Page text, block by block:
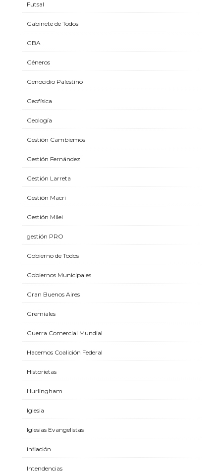
Futsal
Gabinete de Todos
GBA
Géneros
Genocidio Palestino
Geofísica
Geología
Gestión Cambiemos
Gestión Fernández
Gestión Larreta
Gestión Macri
Gestión Milei
gestión PRO
Gobierno de Todos
Gobiernos Municipales
Gran Buenos Aires
Gremiales
Guerra Comercial Mundial
Hacemos Coalición Federal
Historietas
Hurlingham
Iglesia
Iglesias Evangelistas
inflación
Intendencias